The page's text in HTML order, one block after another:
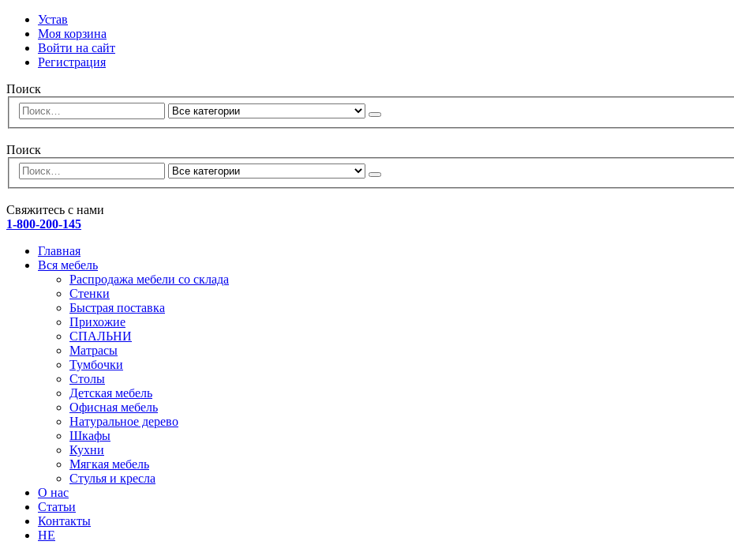
Устав
Моя корзина
Войти на сайт
Регистрация
Поиск
Поиск
Свяжитесь с нами
1-800-200-145
Главная
Вся мебель
Распродажа мебели со склада
Стенки
Быстрая поставка
Прихожие
СПАЛЬНИ
Матрасы
Тумбочки
Столы
Детская мебель
Офисная мебель
Натуральное дерево
Шкафы
Кухни
Мягкая мебель
Стулья и кресла
О нас
Статьи
Контакты
HE